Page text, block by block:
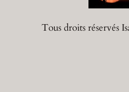
Tous droits réservés